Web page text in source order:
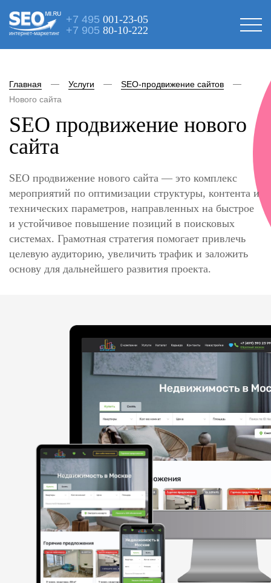
интернет-маркетинг
+7 495 001-23-05
+7 905 80-10-222
Главная Услуги
SEO-продвижение сайтов
Нового сайта
SEO продвижение нового
сайта
SEO продвижение нового сайта — это комплекс
мероприятий по оптимизации структуры, контента и
технических параметров, направленных на быстрое
и устойчивое повышение позиций в поисковых
системах. Грамотная стратегия помогает привлечь
целевую аудиторию, увеличить трафик и заложить
основу для дальнейшего развития проекта.